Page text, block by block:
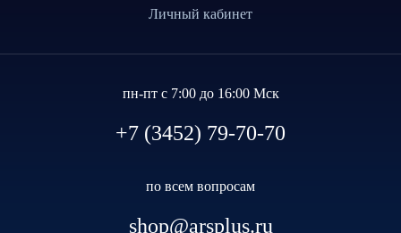
Личный кабинет
пн-пт с 7:00 до 16:00 Мск
+7 (3452) 79-70-70
по всем вопросам
shop@arsplus.ru